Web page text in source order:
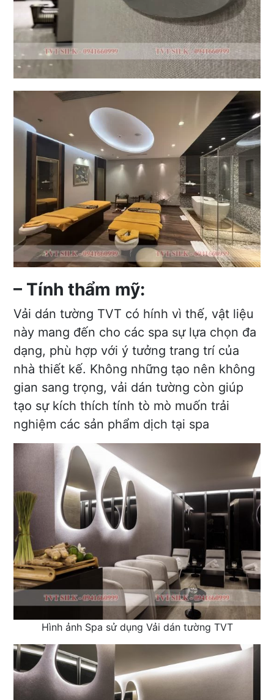
– Tính thẩm mỹ:
Vải dán tường TVT có hính vì thế, vật liệu
này mang đến cho các spa sự lựa chọn đa
dạng, phù hợp với ý tưởng trang trí của
nhà thiết kế. Không những tạo nên không
gian sang trọng, vải dán tường còn giúp
tạo sự kích thích tính tò mò muốn trải
nghiệm các sản phẩm dịch tại spa
Hình ảnh Spa sử dụng Vải dán tường TVT